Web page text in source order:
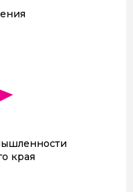
края